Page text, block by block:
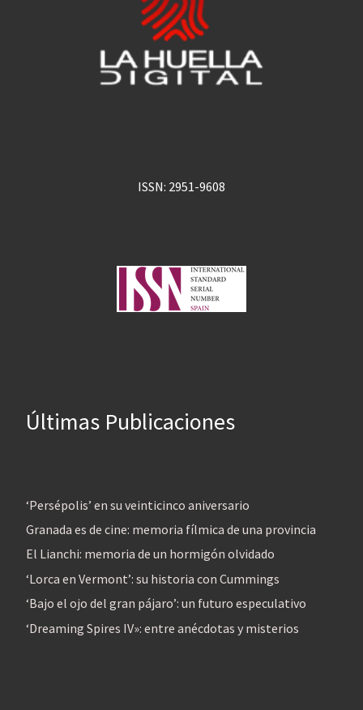
ISSN: 2951-9608
Últimas Publicaciones
‘Persépolis’ en su veinticinco aniversario
Granada es de cine: memoria fílmica de una provincia
El Lianchi: memoria de un hormigón olvidado
‘Lorca en Vermont’: su historia con Cummings
‘Bajo el ojo del gran pájaro’: un futuro especulativo
‘Dreaming Spires IV»: entre anécdotas y misterios